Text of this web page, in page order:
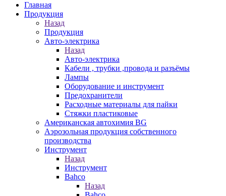
Главная
Продукция
Назад
Продукция
Авто-электрика
Назад
Авто-электрика
Кабели , трубки ,провода и разъёмы
Лампы
Оборудование и инструмент
Предохранители
Расходные материалы для пайки
Стяжки пластиковые
Американская автохимия BG
Аэрозольная продукция собственного
производства
Инструмент
Назад
Инструмент
Bahco
Назад